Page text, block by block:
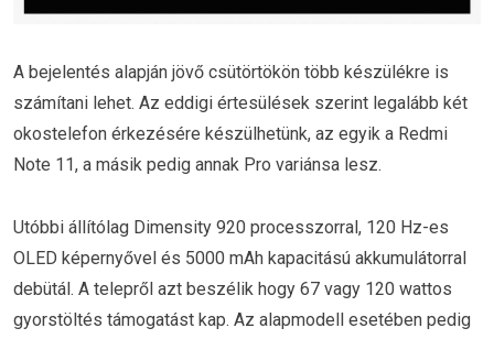
A bejelentés alapján jövő csütörtökön több készülékre is
számítani lehet. Az eddigi értesülések szerint legalább két
okostelefon érkezésére készülhetünk, az egyik a Redmi
Note 11, a másik pedig annak Pro variánsa lesz.
Utóbbi állítólag Dimensity 920 processzorral, 120 Hz-es
OLED képernyővel és 5000 mAh kapacitású akkumulátorral
debütál. A telepről azt beszélik hogy 67 vagy 120 wattos
gyorstöltés támogatást kap. Az alapmodell esetében pedig